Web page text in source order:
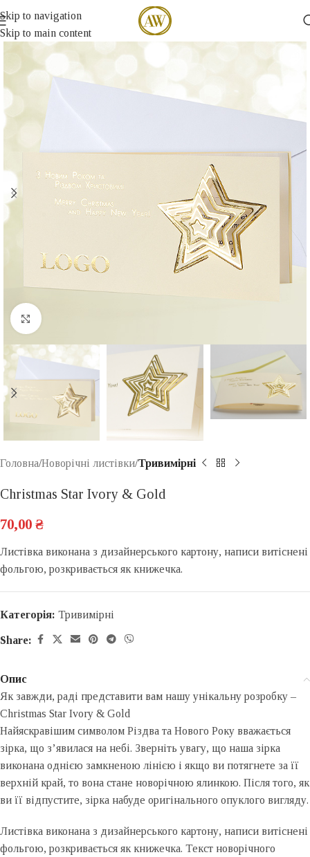
Skip to navigation
Skip to main content
Click to enlarge
Головна Новорічні листівки Тривимірні
Christmas Star Ivory & Gold
70,00 ₴
Листівка виконана з дизайнерського картону, написи витіснені
фольгою, розкривається як книжечка.
Категорія: Тривимірні
Share:
Опис
Як завжди, раді представити вам нашу унікальну розробку –
Christmas Star Ivory & Gold
Найяскравішим символом Різдва та Нового Року вважається
зірка, що з’явилася на небі. Зверніть увагу, що наша зірка
виконана однією замкненою лінією і якщо ви потягнете за її
верхній край, то вона стане новорічною ялинкою. Після того, як
ви її відпустите, зірка набуде оригінального опуклого вигляду.
Листівка виконана з дизайнерського картону, написи витіснені
фольгою, розкривається як книжечка. Текст новорічного